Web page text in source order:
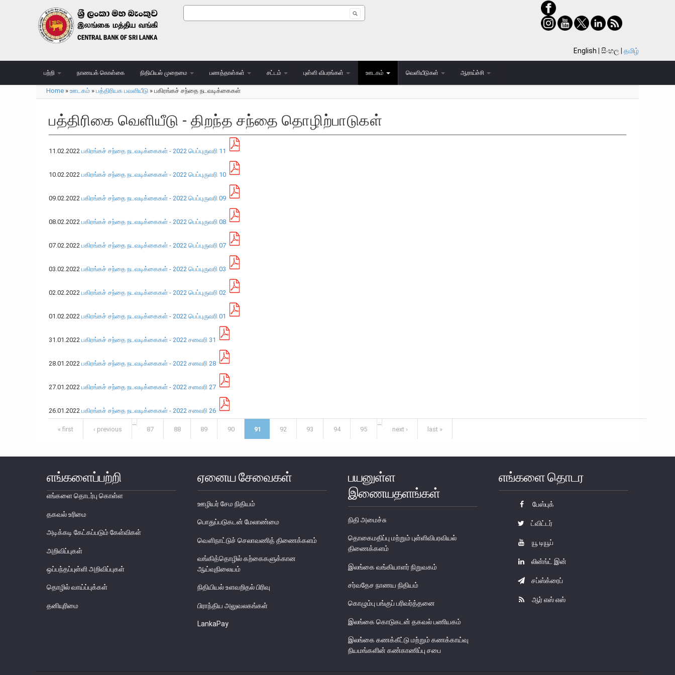
Search form
English සිංහල தமிழ்
பற்றி நாணயக் கொள்கை நிதியியல் முறைமை பணத்தாள்கள் சட்டம் புள்ளி விபரங்கள் ஊடகம் வெளியீடுகள் ஆராய்ச்சி
You are here
Home » ஊடகம் » பத்திரியக பவளியீடு » பகிரங்கச் சந்தை நடவடிக்கைகள்
பத்திரிகை வெளியீடு - திறந்த சந்தை தொழிற்பாடுகள்
11.02.2022 பகிரங்கச் சந்தை நடவடிக்கைகள் - 2022 பெப்புருவரி 11
10.02.2022 பகிரங்கச் சந்தை நடவடிக்கைகள் - 2022 பெப்புருவரி 10
09.02.2022 பகிரங்கச் சந்தை நடவடிக்கைகள் - 2022 பெப்புருவரி 09
08.02.2022 பகிரங்கச் சந்தை நடவடிக்கைகள் - 2022 பெப்புருவரி 08
07.02.2022 பகிரங்கச் சந்தை நடவடிக்கைகள் - 2022 பெப்புருவரி 07
03.02.2022 பகிரங்கச் சந்தை நடவடிக்கைகள் - 2022 பெப்புருவரி 03
02.02.2022 பகிரங்கச் சந்தை நடவடிக்கைகள் - 2022 பெப்புருவரி 02
01.02.2022 பகிரங்கச் சந்தை நடவடிக்கைகள் - 2022 பெப்புருவரி 01
31.01.2022 பகிரங்கச் சந்தை நடவடிக்கைகள் - 2022 சனவரி 31
28.01.2022 பகிரங்கச் சந்தை நடவடிக்கைகள் - 2022 சனவரி 28
27.01.2022 பகிரங்கச் சந்தை நடவடிக்கைகள் - 2022 சனவரி 27
26.01.2022 பகிரங்கச் சந்தை நடவடிக்கைகள் - 2022 சனவரி 26
Pages
« first ‹ previous
87
88 89 90 91 92 93 94 95
next ›
last »
எங்களைப்பற்றி
எங்களை தொடர்பு கொள்ள
தகவல் உரிமை
அடிக்கடி கேட்கப்படும் கேள்விகள்
அறிவிப்புகள்
ஒப்பந்தப்புள்ளி அறிவிப்புகள்
தொழில் வாய்ப்புக்கள்
தனியுரிமை
ஏனைய சேவைகள்
ஊழியர் சேம நிதியம்
பொதுப்படுகடன் மேலாண்மை
வௌிநாட்டுச் செலாவணித் திணைக்களம்
வங்கித்தொழில் கற்கைகளுக்கான
ஆய்வுநிலையம்
நிதியியல் உளவறிதல் பிரிவு
பிராந்திய அலுவலகங்கள்
LankaPay
பயனுள்ள
இணையதளங்கள்
நிதி அமைச்சு
தொகைமதிப்பு மற்றும் புள்ளிவிபரவியல்
திணைக்களம்
இலங்கை வங்கியாளர் நிறுவகம்
சர்வதேச நாணய நிதியம்
கொழும்பு பங்குப் பரிவர்த்தனை
இலங்கை கொடுகடன் தகவல் பணியகம்
இலங்கை கணக்கீட்டு மற்றும் கணக்காய்வு
நியமங்களின் கண்காணிப்பு சபை
எங்களை தொடர
பேஸ்புக்
ட்விட்டர்
யூ டியூப்
லின்ங்ட் இன்
சப்ஸ்க்ரைப்
ஆர் எஸ் எஸ்